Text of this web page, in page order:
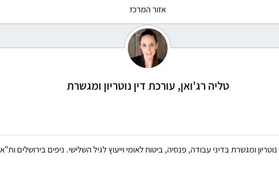
אזור המרכז
טליה רג'ואן, עורכת דין נוטריון ומגשרת
ומגשרת בדיני עבודה, פנסיה, ביטוח לאומי וייעוץ לגיל השלישי. ניפים בירושלים ות"א